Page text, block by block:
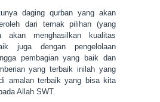
daging qurban yang akan
dari ternak pilihan (yang
akan menghasilkan kualitas
juga dengan pengelolaan
pembagian yang baik dan
yang terbaik inilah yang
amalan terbaik yang bisa kita
Allah SWT.